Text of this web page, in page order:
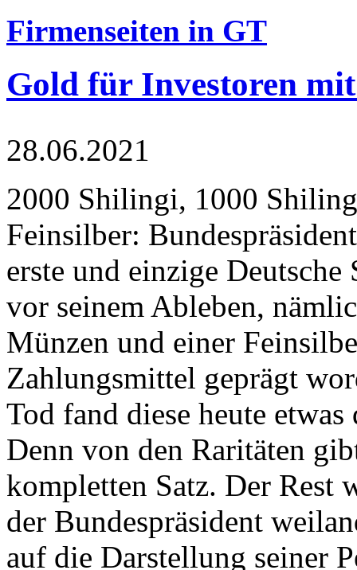
Firmenseiten in GT
Gold für Investoren
28.06.2021
2000 Shilingi, 1000
Feinsilber:
erste und einzige Deutsche
vor seinem Ableben,
Münzen und einer
Zahlungsmittel geprägt
Tod fand diese heute
Denn von den Raritäten
kompletten Satz. Der Rest
der Bundespräsident
auf die Darstellung seiner